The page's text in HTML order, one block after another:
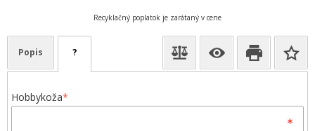
Recyklačný poplatok je zarátaný v cene
Popis ?
Hobbykoža*